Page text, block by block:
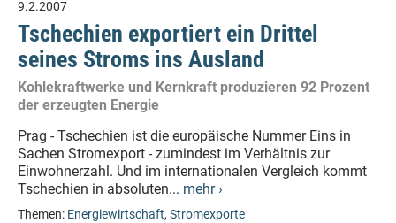
9.2.2007
Tschechien exportiert ein Drittel
seines Stroms ins Ausland
Kohlekraftwerke und Kernkraft produzieren 92 Prozent
der erzeugten Energie
Prag - Tschechien ist die europäische Nummer Eins in
Sachen Stromexport - zumindest im Verhältnis zur
Einwohnerzahl. Und im internationalen Vergleich kommt
Tschechien in absoluten... mehr ›
Themen: Energiewirtschaft, Stromexporte